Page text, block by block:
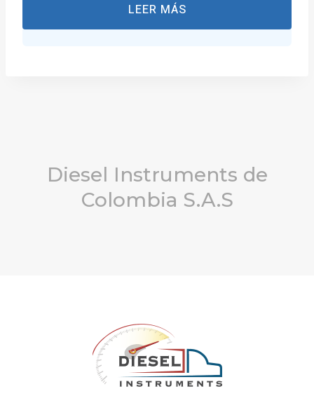
LEER MÁS
Diesel Instruments de
Colombia S.A.S